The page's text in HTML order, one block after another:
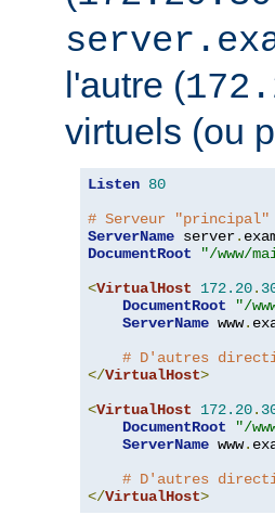
l'autre (
virtuels (ou
Listen 80
# Serveur "principal"
ServerName server.
DocumentRoot
"/www/
<VirtualHost 172.20.
DocumentRoot
"/
ServerName www.
# D'autres
</VirtualHost>
<VirtualHost 172.20.
DocumentRoot
"/
ServerName www.
# D'autres
</VirtualHost>